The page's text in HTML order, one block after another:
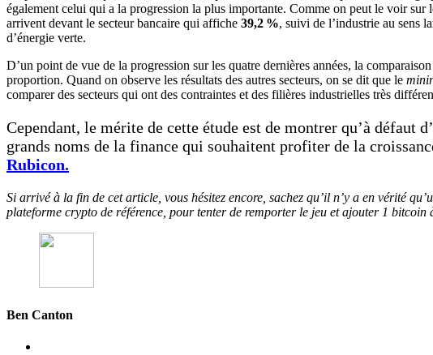
également celui qui a la progression la plus importante. Comme on peut le voir sur
arrivent devant le secteur bancaire qui affiche 39,2 %, suivi de l’industrie au sens
d’énergie verte.
D’un point de vue de la progression sur les quatre dernières années, la
proportion. Quand on observe les résultats des autres secteurs, on se dit que le
comparer des secteurs qui ont des contraintes et des filières industrielles très
Cependant, le mérite de cette étude est de montrer qu’à défaut
grands noms de la finance qui souhaitent profiter de la
Rubicon.
Si arrivé à la fin de cet article, vous hésitez encore, sachez qu’il n’y a en vérité
plateforme crypto de référence, pour tenter de remporter le jeu et ajouter 1
Ben Canton